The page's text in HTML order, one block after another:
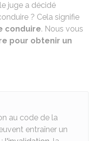
juge a décidé
? Cela signifie
conduire. Nous vous
pour obtenir un
au code de la
entraîner un